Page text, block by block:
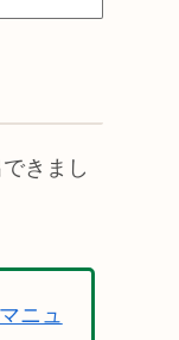
きまし
ニュ